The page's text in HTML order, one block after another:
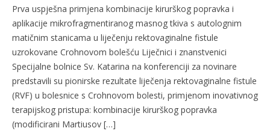
Prva uspješna primjena kombinacije kirurškog popravka i
aplikacije mikrofragmentiranog masnog tkiva s autolognim
matičnim stanicama u liječenju rektovaginalne fistule
uzrokovane Crohnovom bolešću Liječnici i znanstvenici
Specijalne bolnice Sv. Katarina na konferenciji za novinare
predstavili su pionirske rezultate liječenja rektovaginalne fistule
(RVF) u bolesnice s Crohnovom bolesti, primjenom inovativnog
terapijskog pristupa: kombinacije kirurškog popravka
(modificirani Martiusov […]